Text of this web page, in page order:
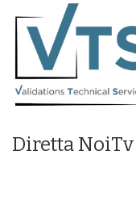
Diretta NoiTv